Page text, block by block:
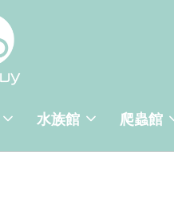
水族館 爬蟲館